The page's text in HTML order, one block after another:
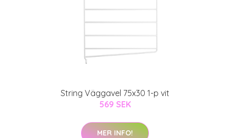
String Väggavel 75x30 1-p vit
569 SEK
MER INFO!